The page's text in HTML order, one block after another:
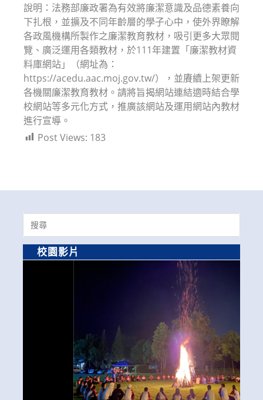
說明：法務部廉政署為有效將廉潔意識及品德素養向
下扎根，並擴及不同年齡層的學子心中，使外界瞭解
各政風機構所製作之廉潔教育教材，吸引更多大眾閱
覽、廣泛運用各類教材，於111年建置「廉潔教材資
料庫網站」（網址為：
https://acedu.aac.moj.gov.tw/），並賡續上架更新
各機關廉潔教育教材。請將旨揭網站連結適時結合學
校網站等多元化方式，推廣該網站及運用網站內教材
進行宣導。
Post Views: 183
Search
for:
校園影片